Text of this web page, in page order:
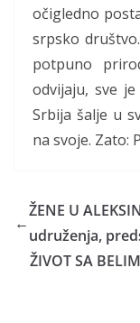
očigledno
srpsko
potpuno
odvijaju, sve
Srbija šalje u
na svoje. Zato:
←
ŽENE U
udruženja,
ŽIVOT SA